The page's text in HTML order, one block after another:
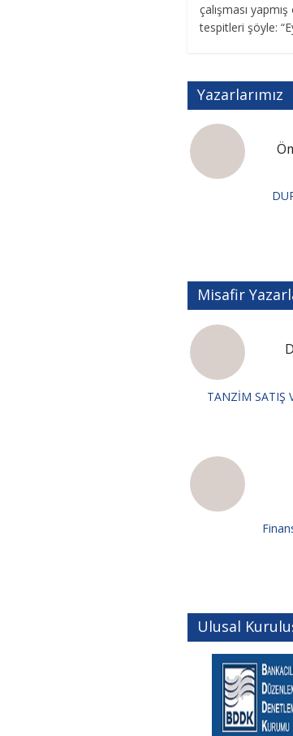
çalışması
tespitleri şöyle:
Yazarlarımız
Misafir
TANZİM SATIŞ
Ulusal